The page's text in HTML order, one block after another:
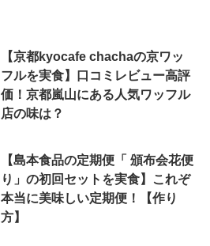
【京都kyocafe chachaの京ワッ
フルを実食】口コミレビュー高評
価！京都嵐山にある人気ワッフル
店の味は？
【島本食品の定期便「 頒布会花便
り」の初回セットを実食】これぞ
本当に美味しい定期便！【作り
方】